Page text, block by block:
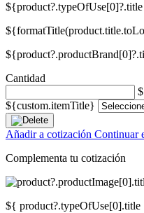
Cantidad
${custom.itemTitle}
Añadir a cotización Continuar
Complementa tu cotización
${ product?.typeOfUse[0].title